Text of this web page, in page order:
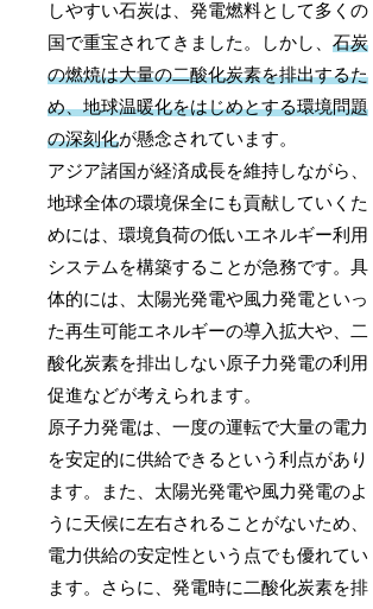
しやすい石炭は、発電燃料として多くの
国で重宝されてきました。しかし、石炭
の燃焼は大量の二酸化炭素を排出するた
め、地球温暖化をはじめとする環境問題
の深刻化が懸念されています。
アジア諸国が経済成長を維持しながら、
地球全体の環境保全にも貢献していくた
めには、環境負荷の低いエネルギー利用
システムを構築することが急務です。具
体的には、太陽光発電や風力発電といっ
た再生可能エネルギーの導入拡大や、二
酸化炭素を排出しない原子力発電の利用
促進などが考えられます。
原子力発電は、一度の運転で大量の電力
を安定的に供給できるという利点があり
ます。また、太陽光発電や風力発電のよ
うに天候に左右されることがないため、
電力供給の安定性という点でも優れてい
ます。さらに、発電時に二酸化炭素を排